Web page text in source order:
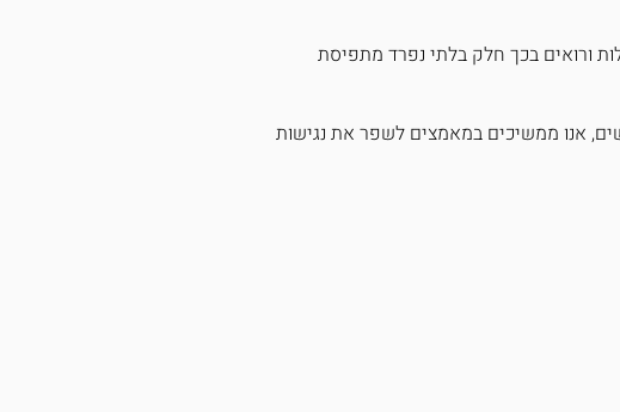
ורואים בכך חלק בלתי נפרד מתפיסת
אנו ממשיכים במאמצים לשפר את נגישות